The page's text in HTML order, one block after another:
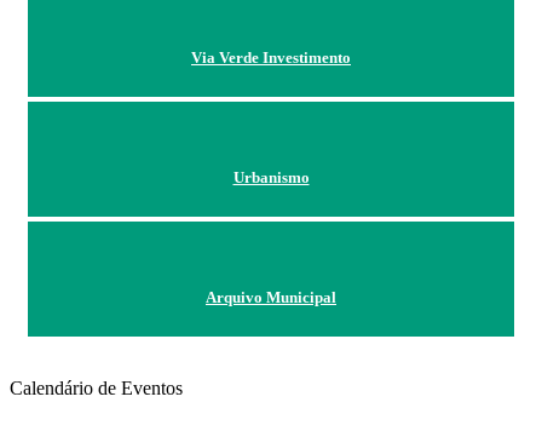
Via Verde Investimento
Urbanismo
Arquivo Municipal
Calendário de Eventos